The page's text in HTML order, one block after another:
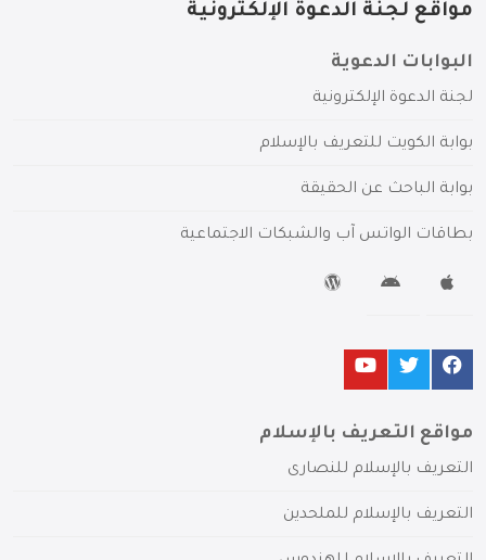
مواقع لجنة الدعوة الإلكترونية
البوابات الدعوية
لجنة الدعوة الإلكترونية
بوابة الكويت للتعريف بالإسلام
بوابة الباحث عن الحقيقة
بطاقات الواتس آب والشبكات الاجتماعية
مواقع التعريف بالإسلام
التعريف بالإسلام للنصارى
التعريف بالإسلام للملحدين